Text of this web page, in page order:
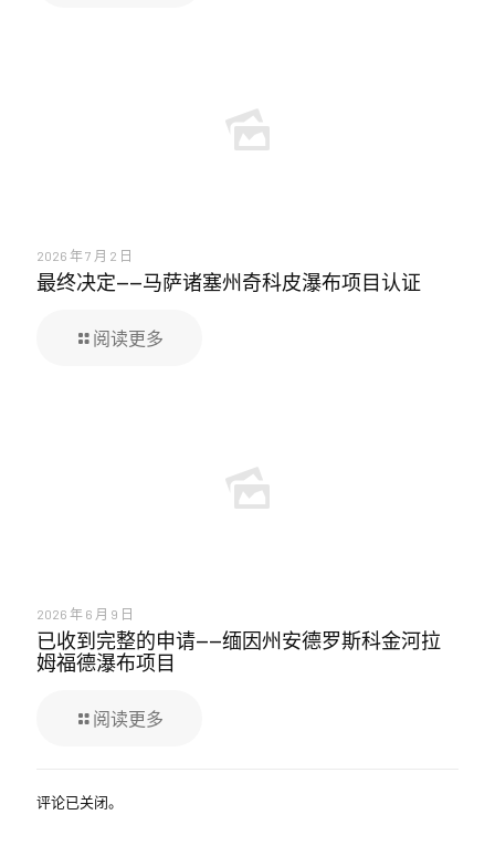
2026 年 7 月 2 日
最终决定——马萨诸塞州奇科皮瀑布项目认证
阅读更多
2026 年 6 月 9 日
已收到完整的申请——缅因州安德罗斯科金河拉
姆福德瀑布项目
阅读更多
评论已关闭。